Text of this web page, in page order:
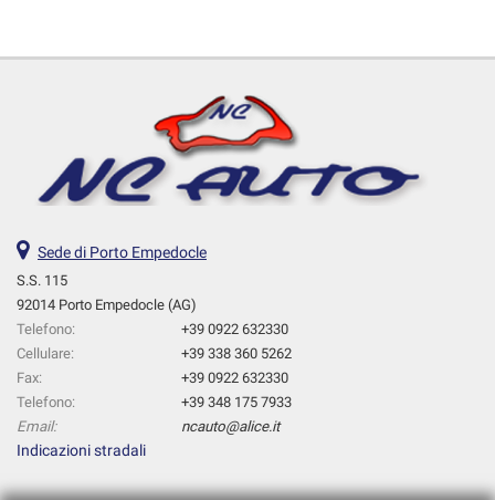
Sede di Porto Empedocle
S.S. 115
92014 Porto Empedocle (AG)
Telefono:
+39 0922 632330
Cellulare:
+39 338 360 5262
Fax:
+39 0922 632330
Telefono:
+39 348 175 7933
Email:
ncauto@alice.it
Indicazioni stradali